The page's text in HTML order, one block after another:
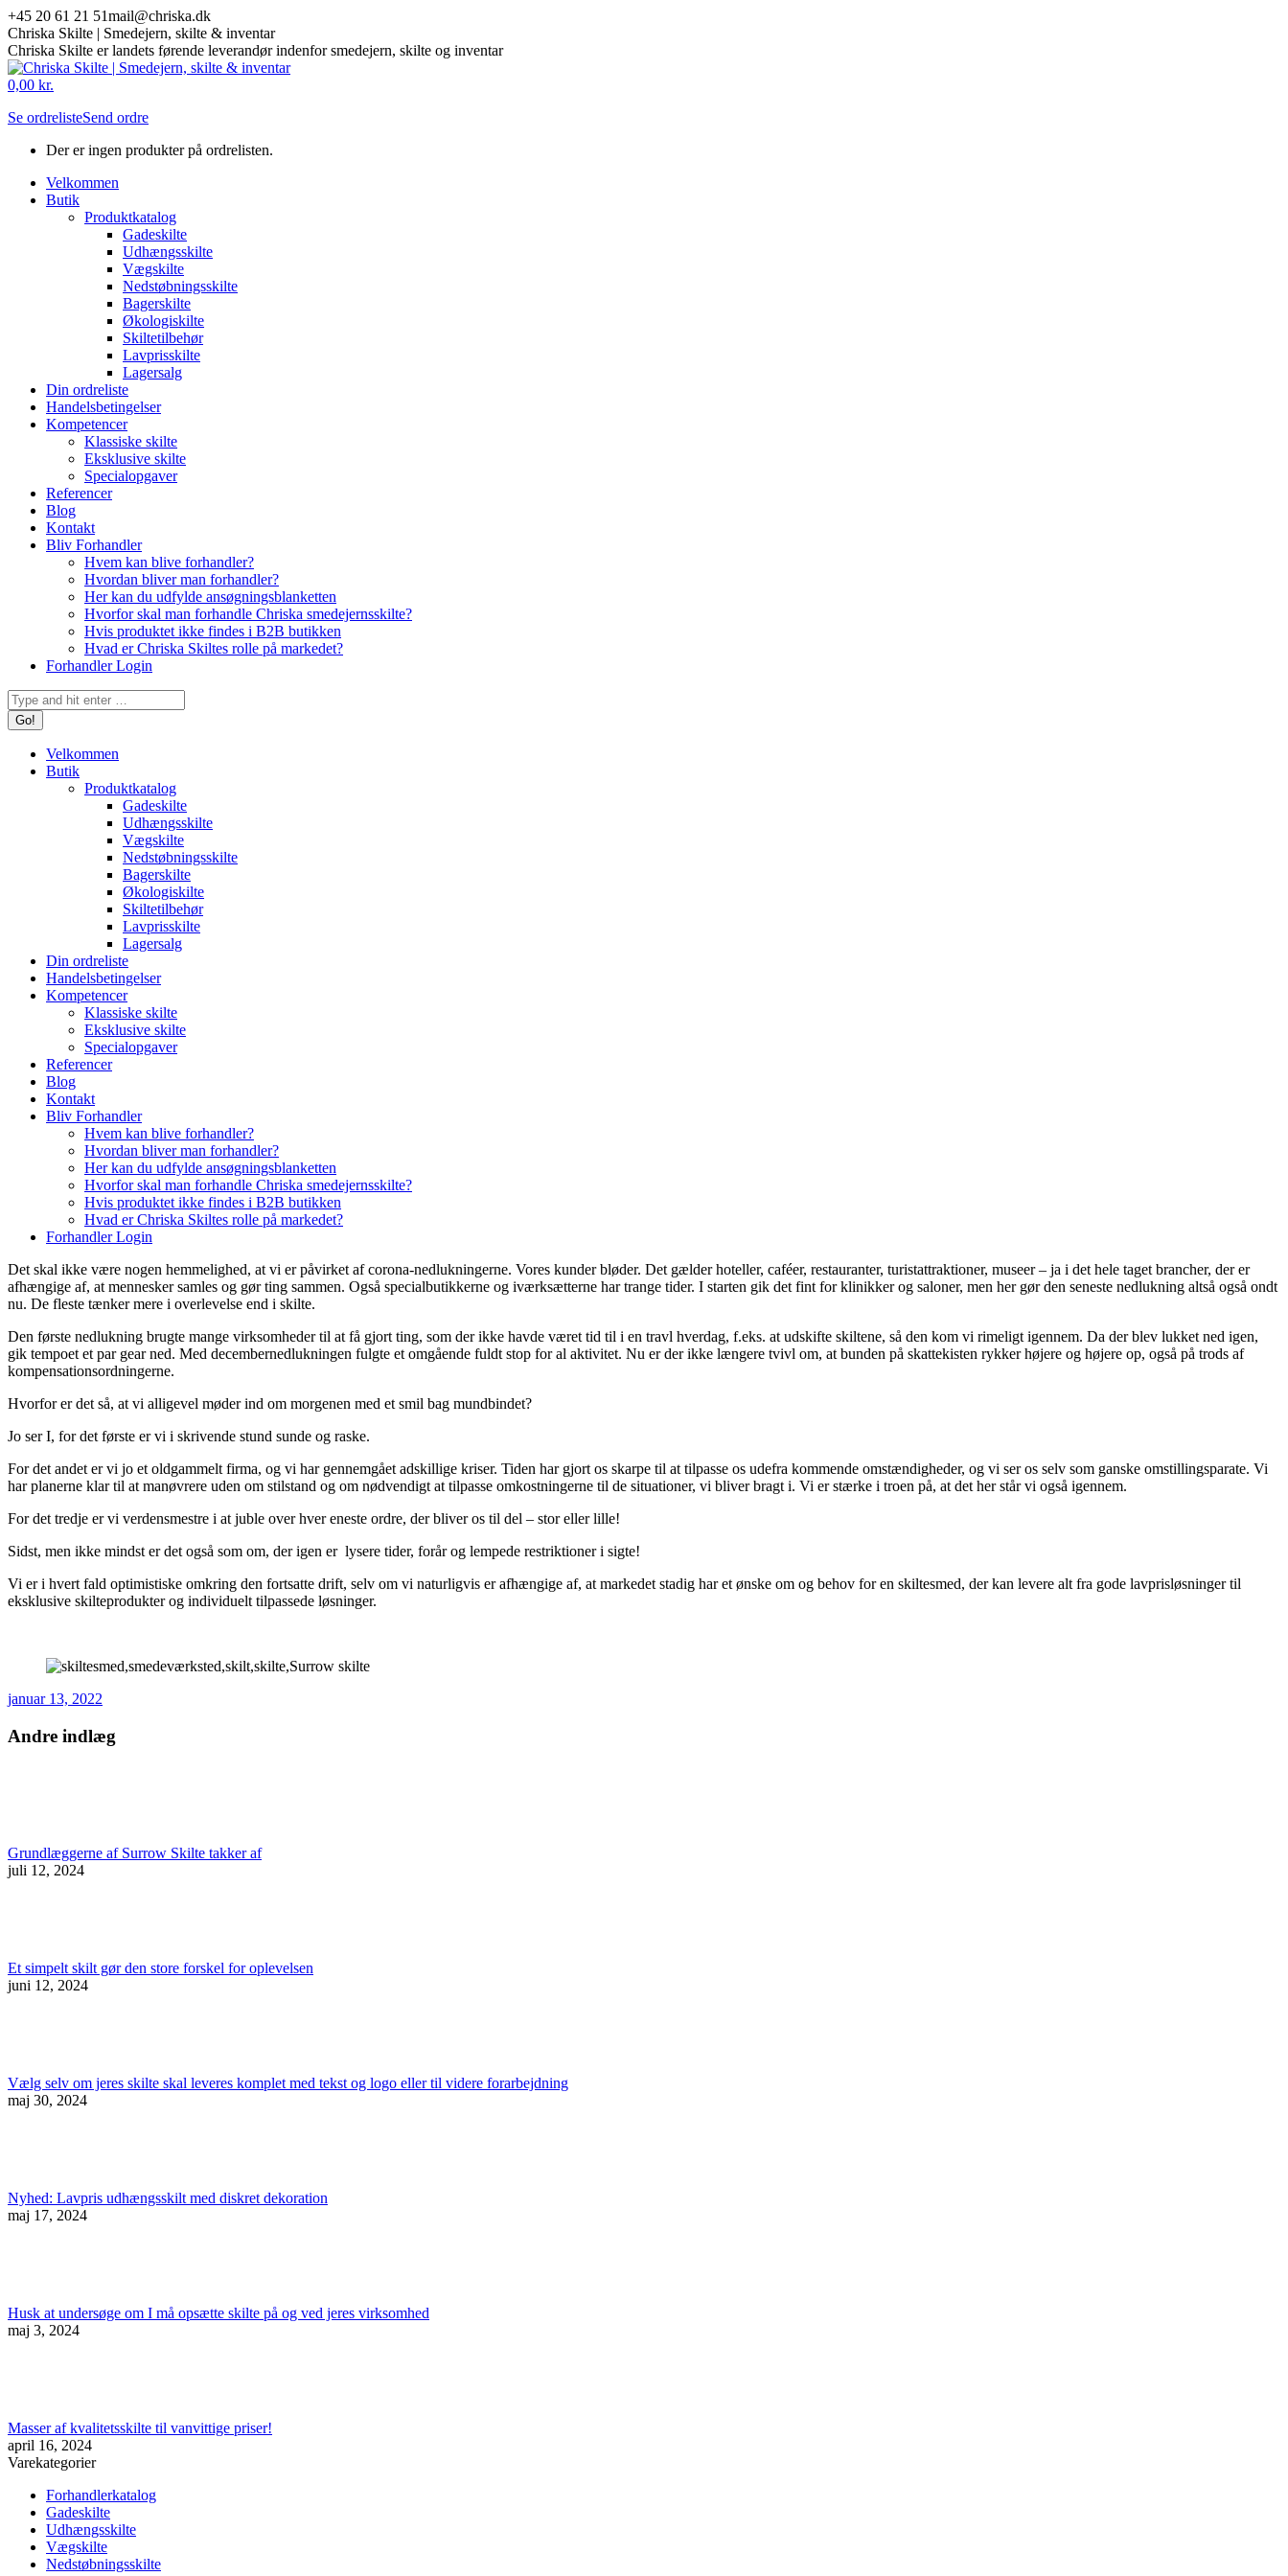
Skip
to
content
+45 20 61 21 51mail@chriska.dk
Chriska Skilte | Smedejern, skilte & inventar
Chriska Skilte er landets førende leverandør indenfor smedejern, skilte og inventar
Mail
opens
new
Facebook
opens
new
0,00 kr.
Se ordrelisteSend ordre
Der er ingen produkter på ordrelisten.
Velkommen
Butik
Produktkatalog
Gadeskilte
Udhængsskilte
Vægskilte
Nedstøbningsskilte
Bagerskilte
Økologiskilte
Skiltetilbehør
Lavprisskilte
Lagersalg
Din ordreliste
Handelsbetingelser
Kompetencer
Klassiske skilte
Eksklusive skilte
Specialopgaver
Referencer
Blog
Kontakt
Bliv Forhandler
Hvem kan blive forhandler?
Hvordan bliver man forhandler?
Her kan du udfylde ansøgningsblanketten
Hvorfor skal man forhandle Chriska smedejernsskilte?
Hvis produktet ikke findes i B2B butikken
Hvad er Chriska Skiltes rolle på markedet?
Forhandler Login
Search:
Velkommen
Butik
Produktkatalog
Gadeskilte
Udhængsskilte
Vægskilte
Nedstøbningsskilte
Bagerskilte
Økologiskilte
Skiltetilbehør
Lavprisskilte
Lagersalg
Din ordreliste
Handelsbetingelser
Kompetencer
Klassiske skilte
Eksklusive skilte
Specialopgaver
Referencer
Blog
Kontakt
Bliv Forhandler
Hvem kan blive forhandler?
Hvordan bliver man forhandler?
Her kan du udfylde ansøgningsblanketten
Hvorfor skal man forhandle Chriska smedejernsskilte?
Hvis produktet ikke findes i B2B butikken
Hvad er Chriska Skiltes rolle på markedet?
Forhandler Login
Det skal ikke være nogen hemmelighed, at vi er påvirket af corona-nedlukningerne. Vores kunder bløder. Det gælder hoteller, caféer, restauranter, turistattraktioner, museer – ja i det hele taget brancher, der er
afhængige af, at mennesker samles og gør ting sammen. Også specialbutikkerne og iværksætterne har trange tider. I starten gik det fint for klinikker og saloner, men her gør den seneste nedlukning altså også ondt
nu. De fleste tænker mere i overlevelse end i skilte.
Den første nedlukning brugte mange virksomheder til at få gjort ting, som der ikke havde været tid til i en travl hverdag, f.eks. at udskifte skiltene, så den kom vi rimeligt igennem. Da der blev lukket ned igen,
gik tempoet et par gear ned. Med decembernedlukningen fulgte et omgående fuldt stop for al aktivitet. Nu er der ikke længere tvivl om, at bunden på skattekisten rykker højere og højere op, også på trods af
kompensationsordningerne.
Hvorfor er det så, at vi alligevel møder ind om morgenen med et smil bag mundbindet?
Jo ser I, for det første er vi i skrivende stund sunde og raske.
For det andet er vi jo et oldgammelt firma, og vi har gennemgået adskillige kriser. Tiden har gjort os skarpe til at tilpasse os udefra kommende omstændigheder, og vi ser os selv som ganske omstillingsparate. Vi
har planerne klar til at manøvrere uden om stilstand og om nødvendigt at tilpasse omkostningerne til de situationer, vi bliver bragt i. Vi er stærke i troen på, at det her står vi også igennem.
For det tredje er vi verdensmestre i at juble over hver eneste ordre, der bliver os til del – stor eller lille!
Sidst, men ikke mindst er det også som om, der igen er lysere tider, forår og lempede restriktioner i sigte!
Vi er i hvert fald optimistiske omkring den fortsatte drift, selv om vi naturligvis er afhængige af, at markedet stadig har et ønske om og behov for en skiltesmed, der kan levere alt fra gode lavprisløsninger til
eksklusive skilteprodukter og individuelt tilpassede løsninger.
januar 13, 2022
Andre indlæg
Grundlæggerne af Surrow Skilte takker af
juli 12, 2024
Et simpelt skilt gør den store forskel for oplevelsen
juni 12, 2024
Vælg selv om jeres skilte skal leveres komplet med tekst og logo eller til videre forarbejdning
maj 30, 2024
Nyhed: Lavpris udhængsskilt med diskret dekoration
maj 17, 2024
Husk at undersøge om I må opsætte skilte på og ved jeres virksomhed
maj 3, 2024
Masser af kvalitetsskilte til vanvittige priser!
april 16, 2024
Varekategorier
Forhandlerkatalog
Gadeskilte
Udhængsskilte
Vægskilte
Nedstøbningsskilte